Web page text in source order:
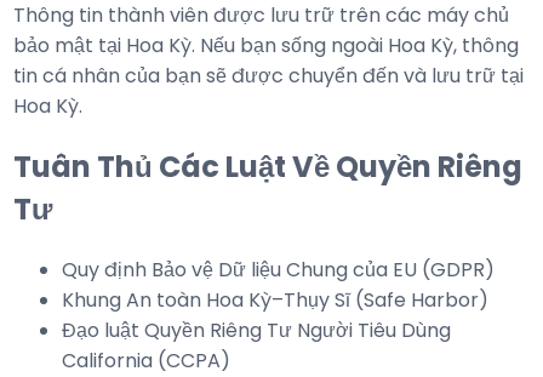
Thông tin thành viên được lưu trữ trên các máy chủ
bảo mật tại Hoa Kỳ. Nếu bạn sống ngoài Hoa Kỳ, thông
tin cá nhân của bạn sẽ được chuyển đến và lưu trữ tại
Hoa Kỳ.
Tuân Thủ Các Luật Về Quyền Riêng
Tư
Quy định Bảo vệ Dữ liệu Chung của EU (GDPR)
Khung An toàn Hoa Kỳ–Thụy Sĩ (Safe Harbor)
Đạo luật Quyền Riêng Tư Người Tiêu Dùng
California (CCPA)